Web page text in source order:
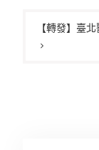
【轉發】臺